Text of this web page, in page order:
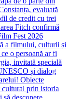
evaluată
de credit cu trei
Fitch confirmă
Fest 2026
a filmului, culturii și
o persoană ar fi
invitată specială
și dialog
Obiecte
cultural prin istoria
descopere